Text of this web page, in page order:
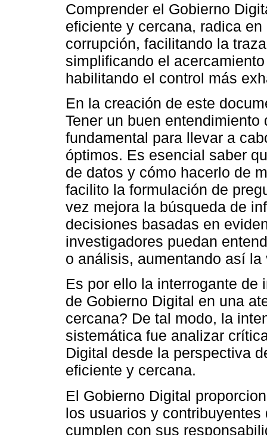
Comprender el Gobierno
eficiente y cercana, radica
corrupción, facilitando la
simplificando el
habilitando el control más
En la creación de este
Tener un buen
fundamental para llevar a
óptimos. Es esencial saber
de datos y cómo hacerlo de
facilito la formulación de
vez mejora la búsqueda de
decisiones basadas en
investigadores puedan
o análisis, aumentando así
Es por ello la interrogante
de Gobierno Digital en una
cercana? De tal modo, la
sistemática fue analizar
Digital desde la perspectiva
eficiente y cercana.
El Gobierno Digital
los usuarios y
cumplen con sus